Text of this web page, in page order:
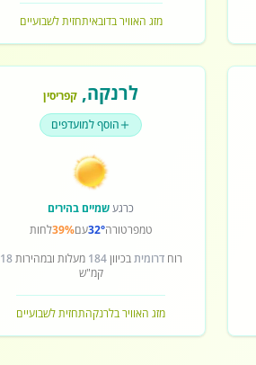
מזג האוויר בדובאיתחזית לשבועיים
לרנקה, קפריסין
הוסף למועדפים
כרגעשמיים בהירים
טמפרטורה32°עם39%לחות
רוחדרומיתבכיוון184 מעלות ובמהירות18
קמ"ש
מזג האוויר בלרנקהתחזית לשבועיים